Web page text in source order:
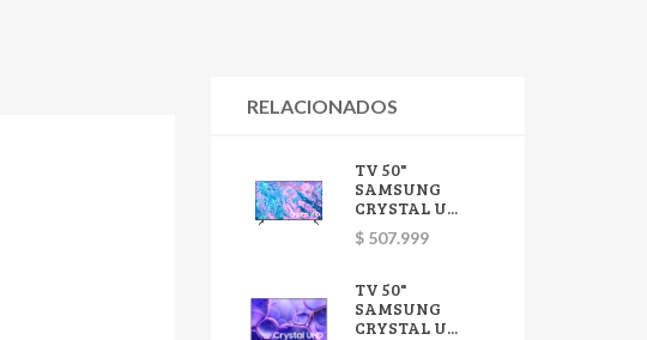
RELACIONADOS
TV 50"
SAMSUNG
CRYSTAL U...
$ 507.999
TV 50"
SAMSUNG
CRYSTAL U...